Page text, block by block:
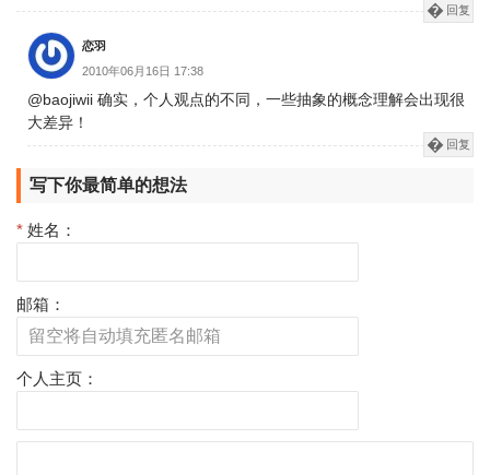
回复
恋羽
2010年06月16日 17:38
@baojiwii 确实，个人观点的不同，一些抽象的概念理解会出现很
大差异！
回复
写下你最简单的想法
* 姓名：
邮箱：
个人主页：